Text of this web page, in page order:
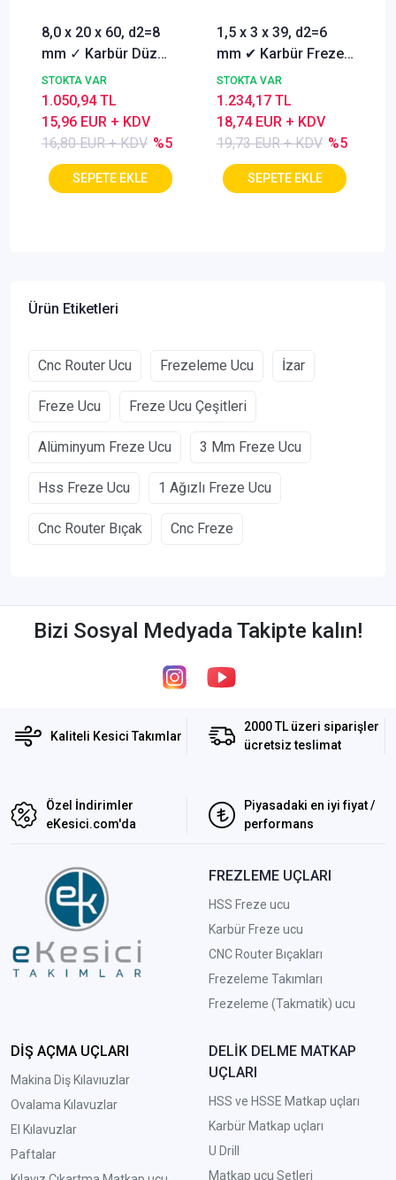
8,0 x 20 x 60, d2=8
mm ✓ Karbür Düz
Freze, Parmak freze
ucu Z=4,TiSiN
Kaplamalı
STOKTA VAR
16,80 EUR + KDV %5
15,96 EUR + KDV
1.050,94 TL
1,5 x 3 x 39, d2=6
mm ✔ Karbür Freze
ucu, Z=3, Kaplamalı,
30°
STOKTA VAR
19,73 EUR + KDV %5
18,74 EUR + KDV
1.234,17 TL
Ürün Etiketleri
Cnc Router Ucu Frezeleme Ucu İzar
Freze Ucu Freze Ucu Çeşitleri
Alüminyum Freze Ucu 3 Mm Freze Ucu
Hss Freze Ucu 1 Ağızlı Freze Ucu
Cnc Router Bıçak Cnc Freze
Bizi Sosyal Medyada Takipte kalın!
Kaliteli Kesici Takımlar
2000 TL üzeri siparişler
ücretsiz teslimat
Özel İndirimler
eKesici.com'da
Piyasadaki en iyi fiyat /
performans
FREZLEME UÇLARI
HSS Freze ucu
Karbür Freze ucu
CNC Router Bıçakları
Frezeleme Takımları
Frezeleme (Takmatik) ucu
DİŞ AÇMA UÇLARI
Makina Diş Kılavıuzlar
Ovalama Kılavuzlar
El Kılavuzlar
Paftalar
DELİK DELME MATKAP
UÇLARI
HSS ve HSSE Matkap uçları
Karbür Matkap uçları
U Drill
Matkap ucu Setleri